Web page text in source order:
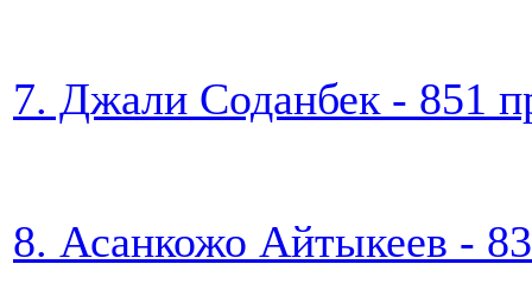
7. Джали Соданбек - 851
8. Асанкожо Айтыкеев -